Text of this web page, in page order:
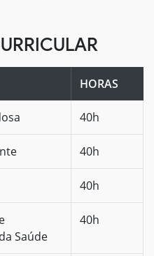
HORAS
40h
40h
40h
Saúde
40h